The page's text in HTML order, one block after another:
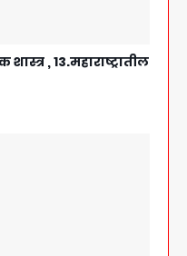
, 13.महाराष्ट्रातील